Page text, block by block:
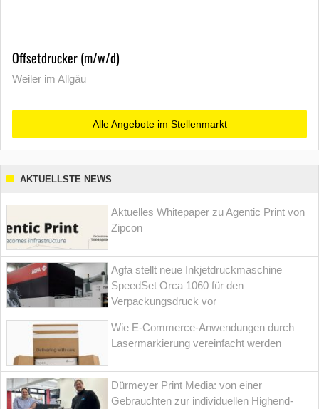
Offsetdrucker (m/w/d)
Weiler im Allgäu
Alle Angebote im Stellenmarkt
AKTUELLSTE NEWS
Aktuelles Whitepaper zu Agentic Print von
Zipcon
Agfa stellt neue Inkjetdruckmaschine
SpeedSet Orca 1060 für den
Verpackungsdruck vor
Wie E-Commerce-Anwendungen durch
Lasermarkierung vereinfacht werden
Dürmeyer Print Media: von einer
Gebrauchten zur individuellen Highend-